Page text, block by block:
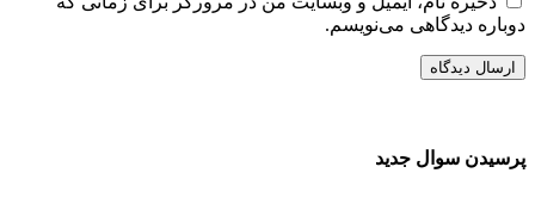
دوباره دیدگاهی می‌نویسم.
پرسیدن سوال جدید